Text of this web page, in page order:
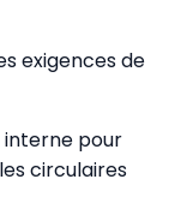
exigences de
pour
circulaires